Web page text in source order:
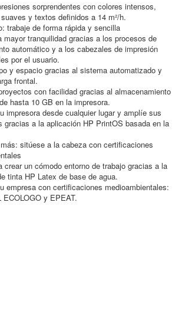
sorprendentes con colores intensos,
y textos definidos a 14 m²/h.
trabaje de forma rápida y sencilla
mayor tranquilidad gracias a los procesos de
automático y a los cabezales de impresión
por el usuario.
y espacio gracias al sistema automatizado y
frontal.
con facilidad gracias al almacenamiento
hasta 10 GB en la impresora.
impresora desde cualquier lugar y amplíe sus
gracias a la aplicación HP PrintOS basada en la
sitúese a la cabeza con certificaciones
crear un cómodo entorno de trabajo gracias a la
tinta HP Latex de base de agua.
empresa con certificaciones medioambientales:
ECOLOGO y EPEAT.